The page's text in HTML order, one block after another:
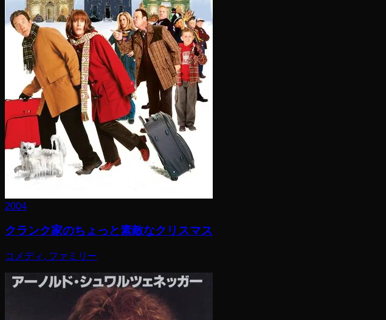
2004
クランク家のちょっと素敵なクリスマス
コメディ, ファミリー